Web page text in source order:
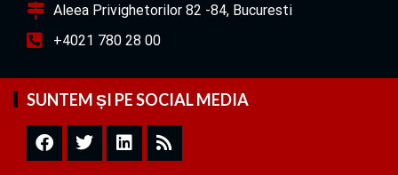
Aleea Privighetorilor 82 -84, Bucuresti
+4021 780 28 00
SUNTEM ȘI PE SOCIAL MEDIA